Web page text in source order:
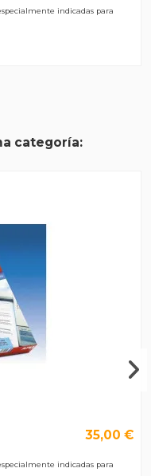
indicadas para
categoría:
35,00 €
indicadas para